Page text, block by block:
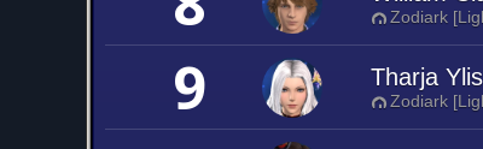
Zodiark
9 Tharja
Zodiark